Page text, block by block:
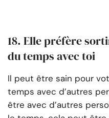
18. Elle préfère
du temps avec toi
Il peut être sain pour
temps avec d’autres
être avec d’autres